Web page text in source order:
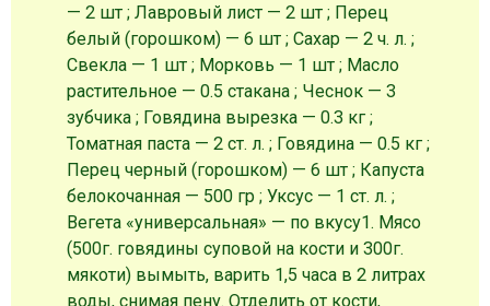
— 2 шт ; Лавровый лист — 2 шт ; Перец
белый (горошком) — 6 шт ; Сахар — 2 ч. л. ;
Свекла — 1 шт ; Морковь — 1 шт ; Масло
растительное — 0.5 стакана ; Чеснок — 3
зубчика ; Говядина вырезка — 0.3 кг ;
Томатная паста — 2 ст. л. ; Говядина — 0.5 кг ;
Перец черный (горошком) — 6 шт ; Капуста
белокочанная — 500 гр ; Уксус — 1 ст. л. ;
Вегета «универсальная» — по вкусу1. Мясо
(500г. говядины суповой на кости и 300г.
мякоти) вымыть, варить 1,5 часа в 2 литрах
воды, снимая пену. Отделить от кости,